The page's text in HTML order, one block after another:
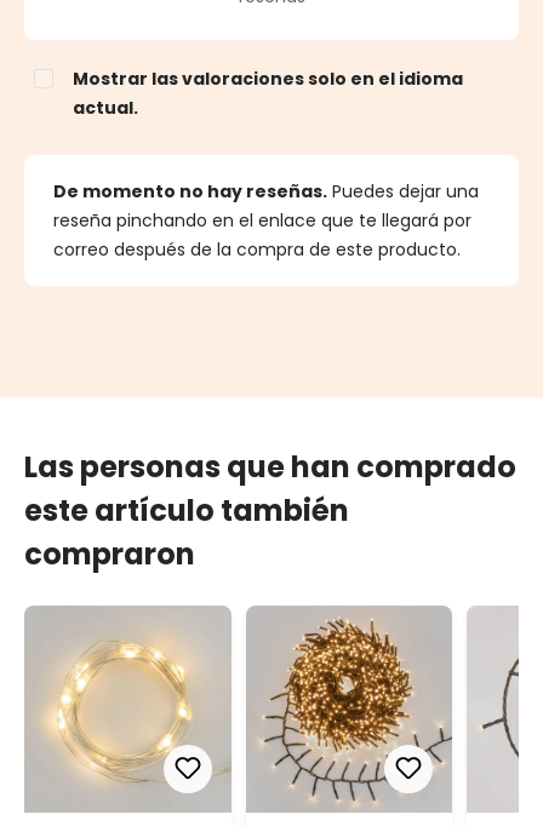
Mostrar las valoraciones solo en el idioma
actual.
De momento no hay reseñas. Puedes dejar una
reseña pinchando en el enlace que te llegará por
correo después de la compra de este producto.
Las personas que han comprado
este artículo también
compraron